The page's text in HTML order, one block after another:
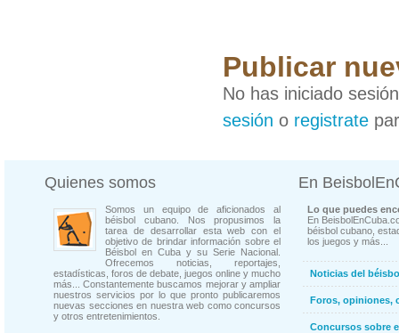
Publicar
No has iniciado
sesión o registrate
Quienes somos
Somos un equipo de aficionados al
béisbol cubano. Nos propusimos la
tarea de desarrollar esta web con el
objetivo de brindar información sobre el
Béisbol en Cuba y su Serie Nacional.
Ofrecemos noticias, reportajes,
estadísticas, foros de debate, juegos online y mucho
más... Constantemente buscamos mejorar y ampliar
nuestros servicios por lo que pronto publicaremos
nuevas secciones en nuestra web como concursos
y otros entretenimientos.
En
Lo que puedes
En
béisbol cubano,
los juegos y más...
Noticias del
Foros, opiniones,
Concursos sobre